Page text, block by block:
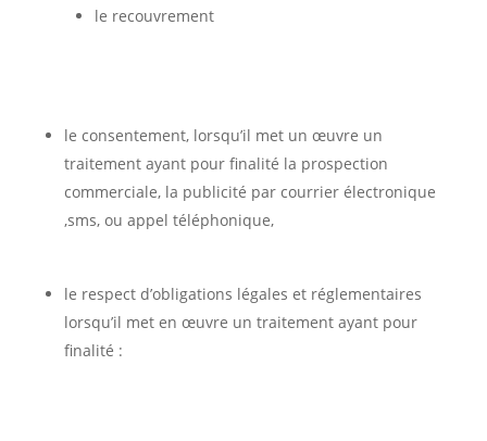
le recouvrement
le consentement, lorsqu’il met un œuvre un
traitement ayant pour finalité la prospection
commerciale, la publicité par courrier électronique
,sms, ou appel téléphonique,
le respect d’obligations légales et réglementaires
lorsqu’il met en œuvre un traitement ayant pour
finalité :